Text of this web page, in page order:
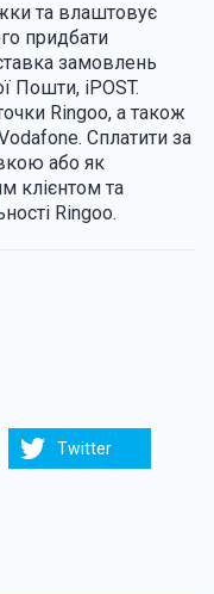
та влаштовує
придбати
замовлень
Пошти, iPOST.
Ringoo, а також
Сплатити за
або як
клієнтом та
Ringoo.
Twitter